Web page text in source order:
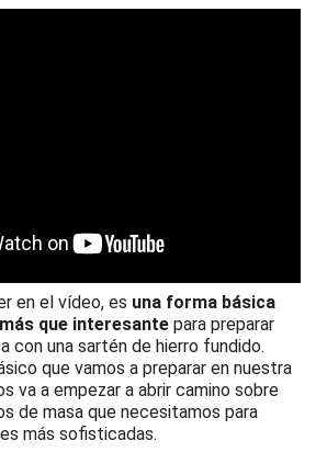
en el vídeo, es una forma básica
que interesante para preparar
con una sartén de hierro fundido.
que vamos a preparar en nuestra
va a empezar a abrir camino sobre
de masa que necesitamos para
más sofisticadas.